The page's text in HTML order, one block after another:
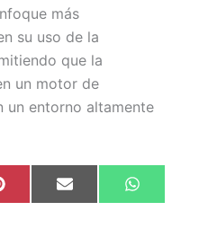
más
su uso de la
que la
un motor de
un entorno altamente
Compartir
en
P
i
Compartir
en
E
m en
W
h